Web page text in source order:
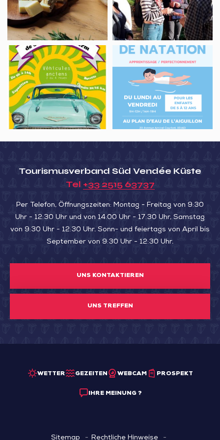
ferme
plantes
sauvages
et
médicinales
Véhicules
anciens,
3èmes
Bouchons
de
St
en-
Cours
de
natation,
d’eau
Tourismusverband Süd Vendée Küste
Tel +33 2515 63737
Per Telefon, Öffnungszeiten: Montag - Freitag von 9:30
Uhr - 12:30 Uhr und von 14:00 Uhr - 17:30 Uhr, Samstag
von 9:30 Uhr - 12:30 Uhr. Sonn- und feiertags von April bis
September von 9:30 Uhr - 12:30 Uhr.
UNS KONTAKTIEREN
UNS TREFFEN
WETTER GEZEITEN WEBCAM PROSPEKT
IHRE MEINUNG ?
Sitemap Rechtliche Hinweise